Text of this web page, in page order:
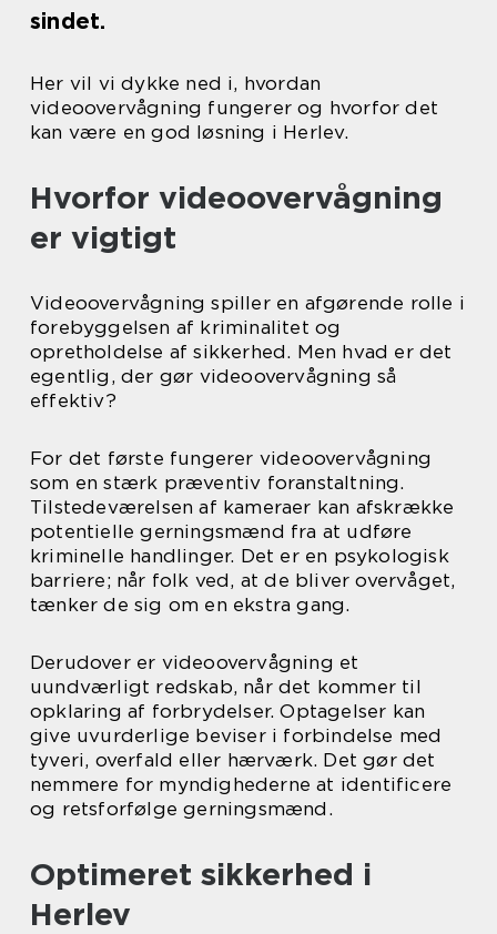
sindet.
Her vil vi dykke ned i, hvordan
videoovervågning fungerer og hvorfor det
kan være en god løsning i Herlev.
Hvorfor videoovervågning
er vigtigt
Videoovervågning spiller en afgørende rolle i
forebyggelsen af kriminalitet og
opretholdelse af sikkerhed. Men hvad er det
egentlig, der gør videoovervågning så
effektiv?
For det første fungerer videoovervågning
som en stærk præventiv foranstaltning.
Tilstedeværelsen af kameraer kan afskrække
potentielle gerningsmænd fra at udføre
kriminelle handlinger. Det er en psykologisk
barriere; når folk ved, at de bliver overvåget,
tænker de sig om en ekstra gang.
Derudover er videoovervågning et
uundværligt redskab, når det kommer til
opklaring af forbrydelser. Optagelser kan
give uvurderlige beviser i forbindelse med
tyveri, overfald eller hærværk. Det gør det
nemmere for myndighederne at identificere
og retsforfølge gerningsmænd.
Optimeret sikkerhed i
Herlev